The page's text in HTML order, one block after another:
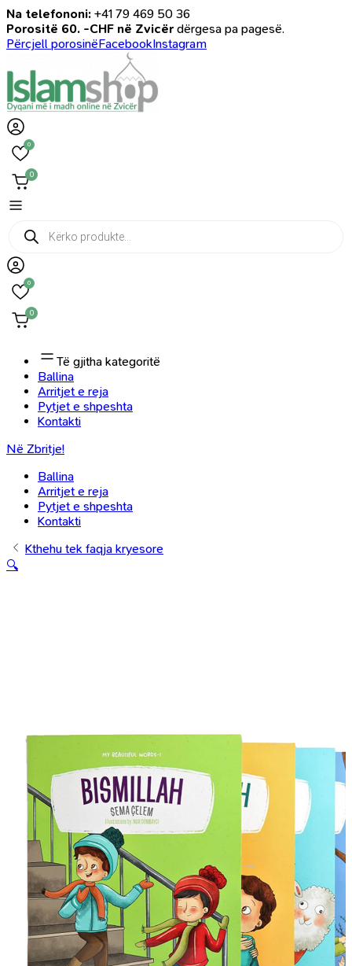
Na telefononi: +41 79 469 50 36
Porositë 60. -CHF në Zvicër dërgesa pa pagesë.
Përcjell porosinëFacebookInstagram
0
0
Products
search
0
0
Të gjitha kategoritë
Ballina
Arritjet e reja
Pytjet e shpeshta
Kontakti
Në Zbritje!
Ballina
Arritjet e reja
Pytjet e shpeshta
Kontakti
Kthehu tek faqja kryesore
🔍